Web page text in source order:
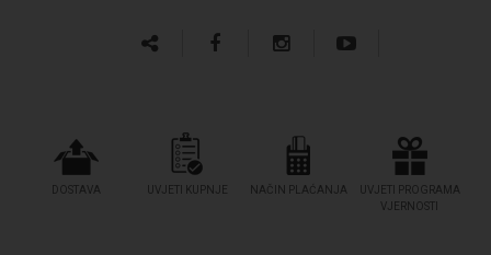
DOSTAVA UVJETI KUPNJE NAČIN PLAĆANJA
UVJETI PROGRAMA
VJERNOSTI